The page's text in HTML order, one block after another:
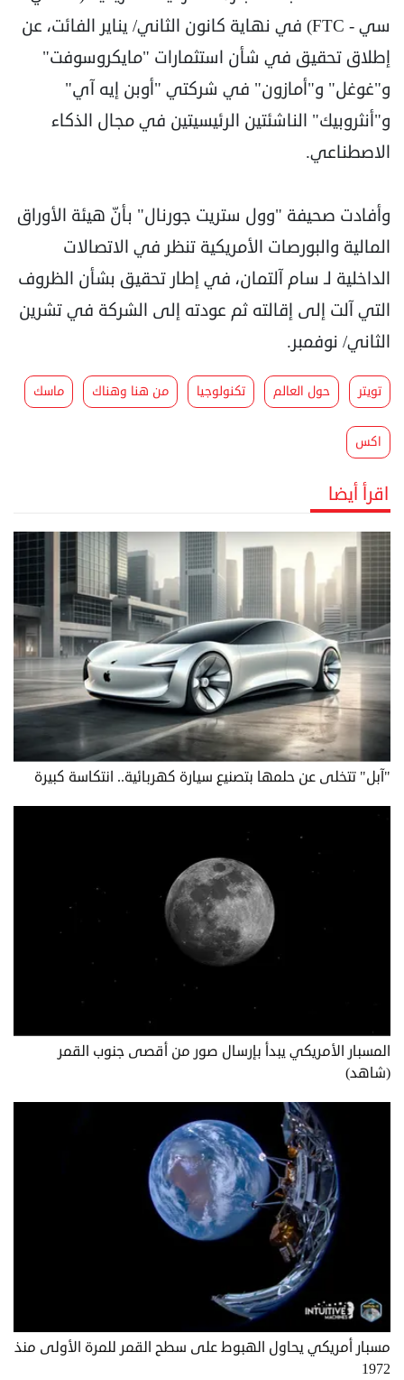
سي - FTC) في نهاية كانون الثاني/ يناير الفائت، عن
إطلاق تحقيق في شأن استثمارات "مايكروسوفت"
و"غوغل" و"أمازون" في شركتي "أوبن إيه آي"
و"أنثروبيك" الناشئتين الرئيسيتين في مجال الذكاء
الاصطناعي.
وأفادت صحيفة "وول ستريت جورنال" بأنّ هيئة الأوراق
المالية والبورصات الأمريكية تنظر في الاتصالات
الداخلية لـ سام آلتمان، في إطار تحقيق بشأن الظروف
التي آلت إلى إقالته ثم عودته إلى الشركة في تشرين
الثاني/ نوفمبر.
تويتر حول العالم تكنولوجيا من هنا وهناك ماسك
اكس
اقرأ أيضا
"آبل" تتخلى عن حلمها بتصنيع سيارة كهربائية.. انتكاسة كبيرة
المسبار الأمريكي يبدأ بإرسال صور من أقصى جنوب القمر
(شاهد)
مسبار أمريكي يحاول الهبوط على سطح القمر للمرة الأولى منذ
1972